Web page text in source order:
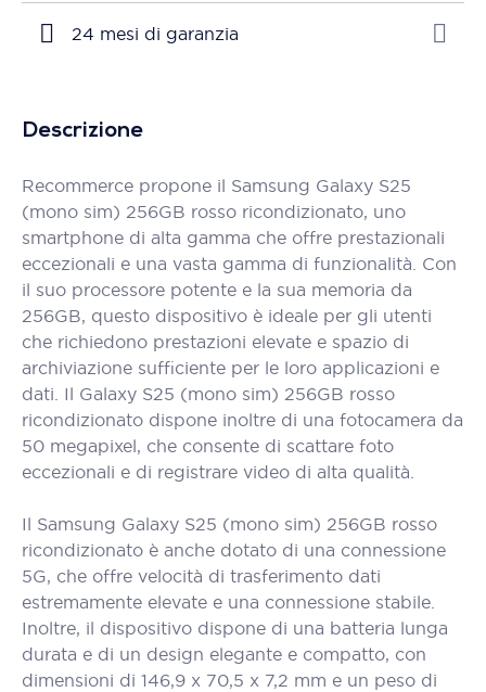
24 mesi di garanzia
Descrizione
Recommerce propone il Samsung Galaxy S25
(mono sim) 256GB rosso ricondizionato, uno
smartphone di alta gamma che offre prestazionali
eccezionali e una vasta gamma di funzionalità. Con
il suo processore potente e la sua memoria da
256GB, questo dispositivo è ideale per gli utenti
che richiedono prestazioni elevate e spazio di
archiviazione sufficiente per le loro applicazioni e
dati. Il Galaxy S25 (mono sim) 256GB rosso
ricondizionato dispone inoltre di una fotocamera da
50 megapixel, che consente di scattare foto
eccezionali e di registrare video di alta qualità.
Il Samsung Galaxy S25 (mono sim) 256GB rosso
ricondizionato è anche dotato di una connessione
5G, che offre velocità di trasferimento dati
estremamente elevate e una connessione stabile.
Inoltre, il dispositivo dispone di una batteria lunga
durata e di un design elegante e compatto, con
dimensioni di 146,9 x 70,5 x 7,2 mm e un peso di